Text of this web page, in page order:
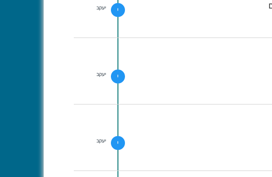
י יעקב
י יעקב
י יעקב